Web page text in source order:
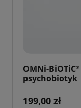
OMNi-BiOTiC®
psychobiotyk
199,00 zł